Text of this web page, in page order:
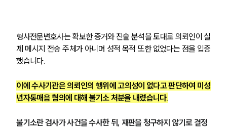
형사전문변호사는 확보한 증거와 진술 분석을 토대로 의뢰인이 실
제 메시지 전송 주체가 아니며 성적 목적 또한 없었다는 점을 입증
했습니다.
이에 수사기관은 의뢰인의 행위에 고의성이 없다고 판단하여 미성
년자통매음 혐의에 대해 불기소 처분을 내렸습니다.
불기소란 검사가 사건을 수사한 뒤, 재판을 청구하지 않기로 결정